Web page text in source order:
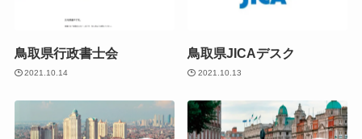
鳥取県行政書士会
2021.10.14
鳥取県JICAデスク
2021.10.13